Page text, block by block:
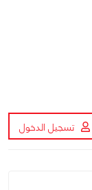
تسجيل الدخول